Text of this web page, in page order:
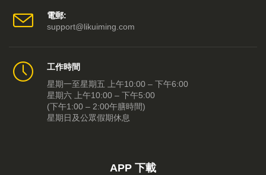
電郵:
support@likuiming.com
工作時間
星期一至星期五 上午10:00 – 下午6:00
星期六 上午10:00 – 下午5:00
(下午1:00 – 2:00午膳時間)
星期日及公眾假期休息
APP 下載